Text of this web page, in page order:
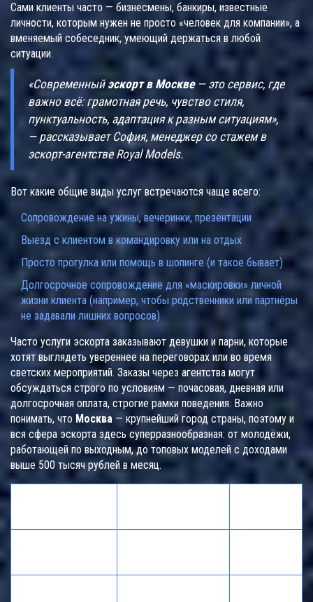
Сами клиенты часто — бизнесмены, банкиры, известные
личности, которым нужен не просто «человек для компании», а
вменяемый собеседник, умеющий держаться в любой
ситуации.
«Современный эскорт в Москве— это сервис, где
важно всё: грамотная речь, чувство стиля,
пунктуальность, адаптация к разным ситуациям»,
— рассказывает София, менеджер со стажем в
эскорт-агентстве Royal Models.
Вот какие общие виды услуг встречаются чаще всего:
Сопровождение на ужины, вечеринки, презентации
Выезд с клиентом в командировку или на отдых
Просто прогулка или помощь в шопинге (и такое бывает)
Долгосрочное сопровождение для «маскировки» личной
жизни клиента (например, чтобы родственники или партнёры
не задавали лишних вопросов)
Часто услуги эскорта заказывают девушки и парни, которые
хотят выглядеть увереннее на переговорах или во время
светских мероприятий. Заказы через агентства могут
обсуждаться строго по условиям — почасовая, дневная или
долгосрочная оплата, строгие рамки поведения. Важно
понимать, что Москва — крупнейший город страны, поэтому и
вся сфера эскорта здесь суперразнообразная: от молодёжи,
работающей по выходным, до топовых моделей с доходами
выше 500 тысяч рублей в месяц.